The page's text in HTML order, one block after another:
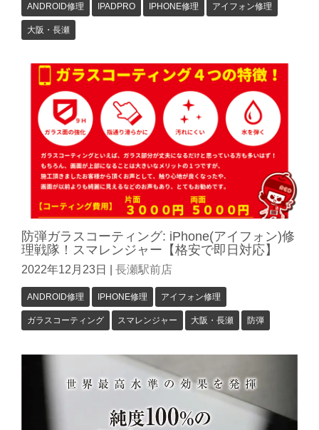
ANDROID修理 IPADPRO IPHONE修理 アイフォン修理
大阪・長瀬
防弾ガラスコーティング: iPhone(アイフォン)修
理戦隊！スマレンジャー【格安で即日対応】
2022年12月23日 長瀬駅前店
ANDROID修理 IPHONE修理 アイフォン修理
ガラスコーティング スマレンジャー 大阪・長瀬 防弾